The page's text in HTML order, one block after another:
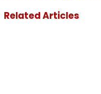
Related Articles